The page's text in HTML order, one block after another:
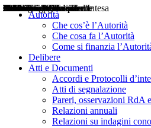
Autorità
Che cos’è l’Autorità
Che cosa fa l’Autorità
Come si finanzia
Delibere
Atti e Documenti
Accordi e Protocolli
Atti di segnalazione
Pareri, osservazioni RdA
Relazioni annuali
Relazioni su indagini
Delibere
Pareri
Consultazioni
Audizioni
Atti di Segnalazione
Accordi e Protocolli d'Intesa
Relazioni annuali
Misure di regolazione
Notizie
Comunicati Stampa
Bollettini ART
Convegni ART
Interviste del Presidente
Articoli in primo piano
Interventi del Presidente
2004
2005
2010
2013
2014
2015
2016
2017
2018
2019
202
2020
2021
2022
2023
2024
2025
2026
Aereo
Marittimo
Terrestre